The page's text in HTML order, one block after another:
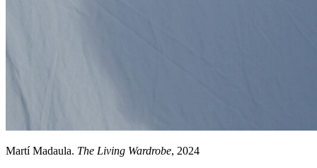
Martí Madaula. The Living Wardrobe, 2024